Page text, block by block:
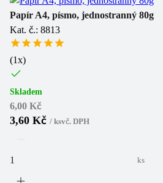
Papír A4, písmo, jednostranný 80g
Kat. č.: 8813
(1x)
Skladem
6,00 Kč
3,60 Kč / ksvč. DPH
ks